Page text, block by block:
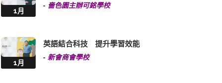
1月
- 嗇色園主辦可銘學校
1月
英語結合科技 提升學習效能
- 新會商會學校